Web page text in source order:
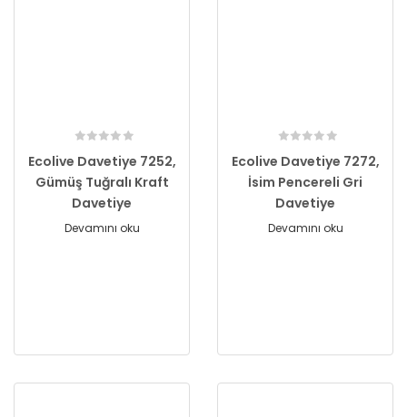
Ecolive Davetiye 7252,
Gümüş Tuğralı Kraft
Davetiye
Devamını oku
Ecolive Davetiye 7272,
İsim Pencereli Gri
Davetiye
Devamını oku